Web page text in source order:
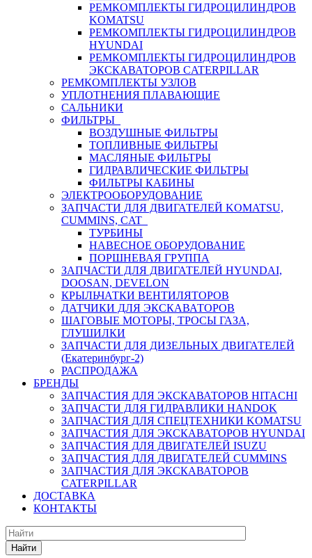
РЕМКОМПЛЕКТЫ ГИДРОЦИЛИНДРОВ
KOMATSU
РЕМКОМПЛЕКТЫ ГИДРОЦИЛИНДРОВ
HYUNDAI
РЕМКОМПЛЕКТЫ ГИДРОЦИЛИНДРОВ
ЭКСКАВАТОРОВ CATERPILLAR
РЕМКОМПЛЕКТЫ УЗЛОВ
УПЛОТНЕНИЯ ПЛАВАЮЩИЕ
САЛЬНИКИ
ФИЛЬТРЫ
ВОЗДУШНЫЕ ФИЛЬТРЫ
ТОПЛИВНЫЕ ФИЛЬТРЫ
МАСЛЯНЫЕ ФИЛЬТРЫ
ГИДРАВЛИЧЕСКИЕ ФИЛЬТРЫ
ФИЛЬТРЫ КАБИНЫ
ЭЛЕКТРООБОРУДОВАНИЕ
ЗАПЧАСТИ ДЛЯ ДВИГАТЕЛЕЙ KOMATSU,
CUMMINS, CAT
ТУРБИНЫ
НАВЕСНОЕ ОБОРУДОВАНИЕ
ПОРШНЕВАЯ ГРУППА
ЗАПЧАСТИ ДЛЯ ДВИГАТЕЛЕЙ HYUNDAI,
DOOSAN, DEVELON
КРЫЛЬЧАТКИ ВЕНТИЛЯТОРОВ
ДАТЧИКИ ДЛЯ ЭКСКАВАТОРОВ
ШАГОВЫЕ МОТОРЫ, ТРОСЫ ГАЗА,
ГЛУШИЛКИ
ЗАПЧАСТИ ДЛЯ ДИЗЕЛЬНЫХ ДВИГАТЕЛЕЙ
(Екатеринбург-2)
РАСПРОДАЖА
БРЕНДЫ
ЗАПЧАСТИЯ ДЛЯ ЭКСКАВАТОРОВ HITACHI
ЗАПЧАСТИ ДЛЯ ГИДРАВЛИКИ HANDOK
ЗАПЧАСТИЯ ДЛЯ СПЕЦТЕХНИКИ KOMATSU
ЗАПЧАСТИЯ ДЛЯ ЭКСКАВАТОРОВ HYUNDAI
ЗАПЧАСТИЯ ДЛЯ ДВИГАТЕЛЕЙ ISUZU
ЗАПЧАСТИЯ ДЛЯ ДВИГАТЕЛЕЙ CUMMINS
ЗАПЧАСТИЯ ДЛЯ ЭКСКАВАТОРОВ
CATERPILLAR
ДОСТАВКА
КОНТАКТЫ
Найти